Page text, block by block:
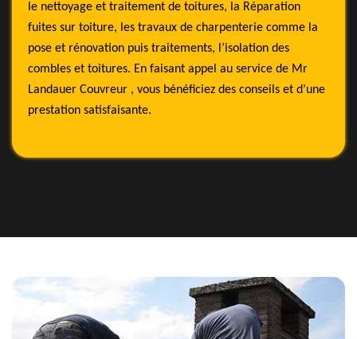
le nettoyage et traitement de toitures, la Réparation
fuites sur toiture, les travaux de charpenterie comme la
pose et rénovation puis traitements, l’isolation des
combles et toitures. En faisant appel au service de Mr
Landauer Couvreur , vous bénéficiez des conseils et d’une
prestation satisfaisante.